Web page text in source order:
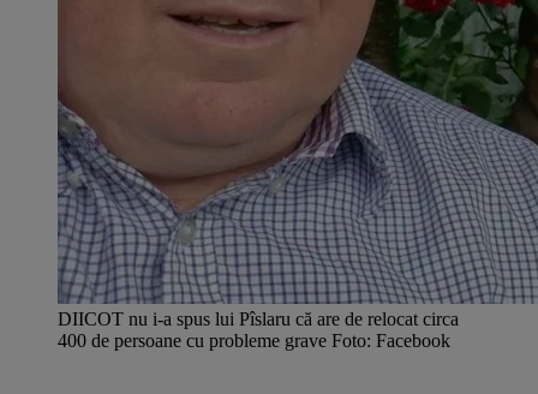
DIICOT nu i-a spus lui Pîslaru că are de relocat circa
400 de persoane cu probleme grave Foto: Facebook